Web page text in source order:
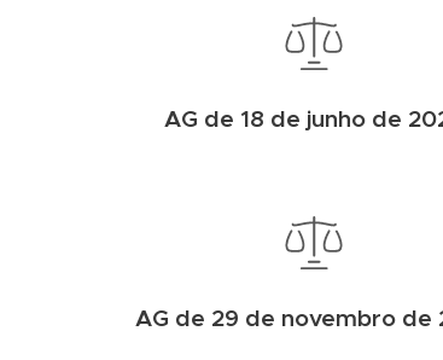
AG de 18 de junho de
AG de 29 de novembro de